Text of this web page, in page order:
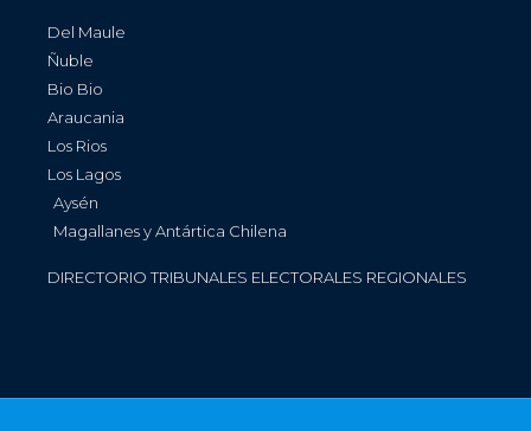
Del Maule
Ñuble
Bio Bio
Araucania
Los Rios
Los Lagos
Aysén
Magallanes y Antártica Chilena
DIRECTORIO TRIBUNALES ELECTORALES REGIONALES